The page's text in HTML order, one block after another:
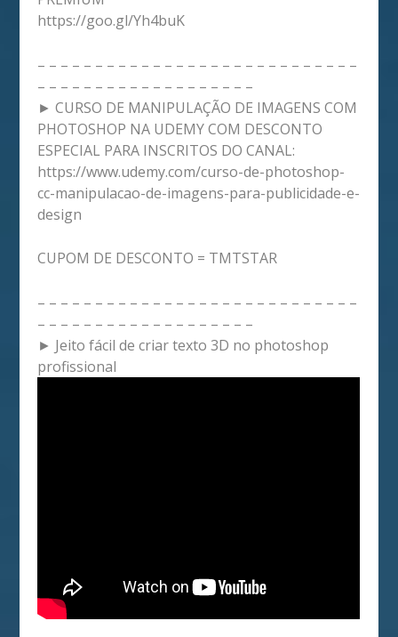
https://goo.gl/Yh4buK
– – – – – – – – – – – – – – – – – – – – – – – – – – – –
– – – – – – – – – – – – – – – – – – –
► CURSO DE MANIPULAÇÃO DE IMAGENS COM
PHOTOSHOP NA UDEMY COM DESCONTO
ESPECIAL PARA INSCRITOS DO CANAL:
https://www.udemy.com/curso-de-photoshop-
cc-manipulacao-de-imagens-para-publicidade-e-
design
CUPOM DE DESCONTO = TMTSTAR
– – – – – – – – – – – – – – – – – – – – – – – – – – – –
– – – – – – – – – – – – – – – – – – –
► Jeito fácil de criar texto 3D no photoshop
profissional